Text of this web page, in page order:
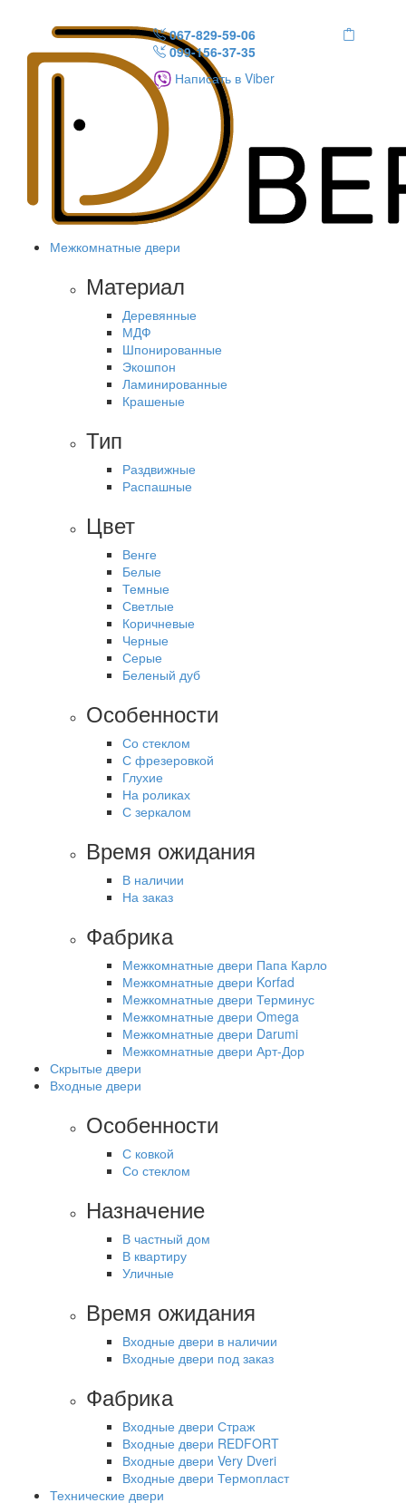
067-829-59-06
099-156-37-35
Написать в Viber
Межкомнатные двери
Материал
Деревянные
МДФ
Шпонированные
Экошпон
Ламинированные
Крашеные
Тип
Раздвижные
Распашные
Цвет
Венге
Белые
Темные
Светлые
Коричневые
Черные
Серые
Беленый дуб
Особенности
Со стеклом
С фрезеровкой
Глухие
На роликах
С зеркалом
Время ожидания
В наличии
На заказ
Фабрика
Межкомнатные двери Папа Карло
Межкомнатные двери Korfad
Межкомнатные двери Терминус
Межкомнатные двери Omega
Межкомнатные двери Darumi
Межкомнатные двери Арт-Дор
Скрытые двери
Входные двери
Особенности
С ковкой
Со стеклом
Назначение
В частный дом
В квартиру
Уличные
Время ожидания
Входные двери в наличии
Входные двери под заказ
Фабрика
Входные двери Страж
Входные двери REDFORT
Входные двери Very Dveri
Входные двери Термопласт
Технические двери